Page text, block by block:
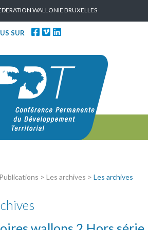
WALLONIE BRUXELLES
SUR
> Les archives > Les archives